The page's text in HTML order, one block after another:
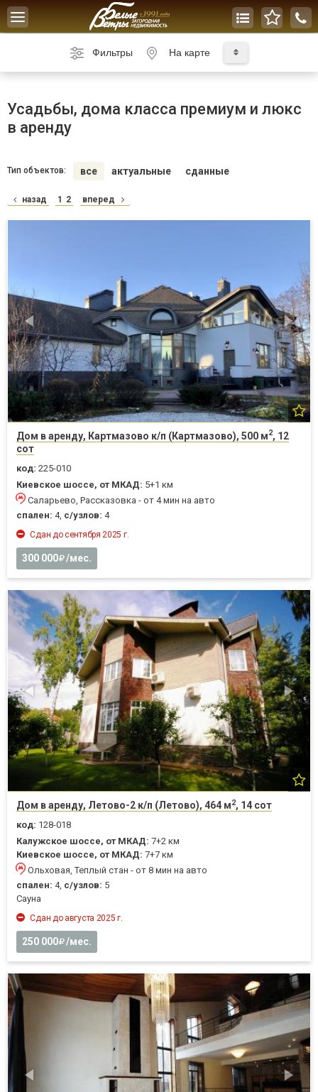
Toggle
navigation
Фильтры На карте
Усадьбы, дома класса премиум и люкс
в аренду
Тип объектов: все актуальные сданные
назад 1 2 вперед
Дом в аренду, Картмазово к/п (Картмазово), 500 м2, 12
сот
код: 225-010
Киевское шоссе, от МКАД: 5+1 км
Саларьево, Рассказовка - от 4 мин на авто
спален: 4, с/узлов: 4
Сдан до сентября 2025 г.
300 000 /мес.
Дом в аренду, Летово-2 к/п (Летово), 464 м2, 14 сот
код: 128-018
Калужское шоссе, от МКАД: 7+2 км
Киевское шоссе, от МКАД: 7+7 км
Ольховая, Теплый стан - от 8 мин на авто
спален: 4, с/узлов: 5
Cауна
Сдан до августа 2025 г.
250 000 /мес.